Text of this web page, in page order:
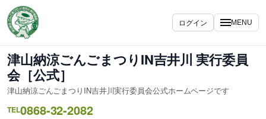
容
を
ス
キ
ッ
プ
ログイン MENU
津山納涼ごんごまつりIN吉井川 実行委員
会［公式］
津山納涼ごんごまつりIN吉井川実行委員会公式ホームページです
TEL0868-32-2082